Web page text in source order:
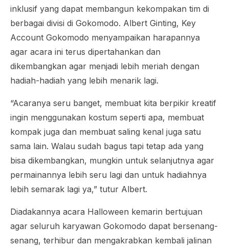
inklusif yang dapat membangun kekompakan tim di
berbagai divisi di Gokomodo. Albert Ginting, Key
Account Gokomodo menyampaikan harapannya
agar acara ini terus dipertahankan dan
dikembangkan agar menjadi lebih meriah dengan
hadiah-hadiah yang lebih menarik lagi.
“Acaranya seru banget, membuat kita berpikir kreatif
ingin menggunakan kostum seperti apa, membuat
kompak juga dan membuat saling kenal juga satu
sama lain. Walau sudah bagus tapi tetap ada yang
bisa dikembangkan, mungkin untuk selanjutnya agar
permainannya lebih seru lagi dan untuk hadiahnya
lebih semarak lagi ya,” tutur Albert.
Diadakannya acara Halloween kemarin bertujuan
agar seluruh karyawan Gokomodo dapat bersenang-
senang, terhibur dan mengakrabkan kembali jalinan